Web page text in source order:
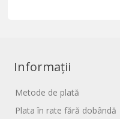
Informații
Metode de plată
Plata în rate fără dobândă